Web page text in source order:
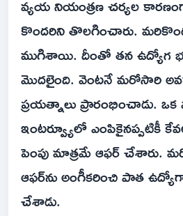
వ్యయ నియంత్రణ చర్యల కారణంగా
కొందరిని తొలగించారు.
ముగిశాయి. దీంతో తన ఉద్యోగ
మొదలైంది. వెంటనే మరోసారి
ప్రయత్నాలు ప్రారంభించాడు.
ఇంటర్వ్యూలో ఎంపికైనప్పటికీ
పెంపు మాత్రమే ఆఫర్‌ చేశారు.
ఆఫర్‌ను అంగీకరించి పాత
చేశాడు.